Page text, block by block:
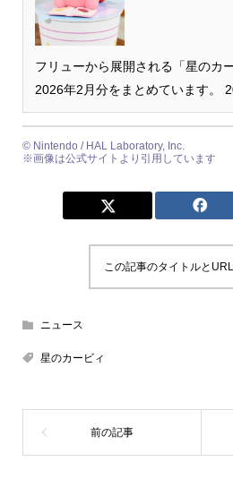
フリューから展開される「星のカ
2026年2月分をまとめています。
©︎ Nintendo / HAL Laboratory, Inc.
※画像は公式サイトより引用しています
この記事のタイトルと
ニュース
星のカービィ